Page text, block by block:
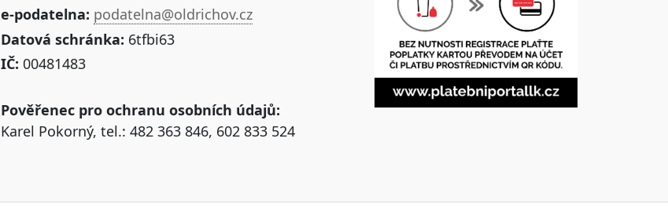
e-podatelna: podatelna@oldrichov.cz
Datová schránka: 6tfbi63
IČ: 00481483
Pověřenec pro ochranu osobních údajů:
Karel Pokorný, tel.: 482 363 846, 602 833 524